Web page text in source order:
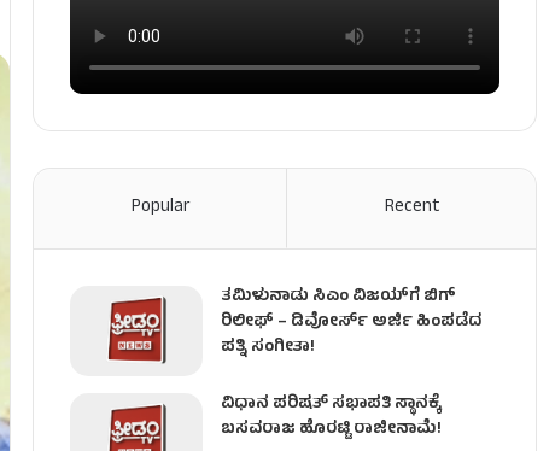
Popular Recent
ತಮಿಳುನಾಡು ಸಿಎಂ ವಿಜಯ್‌ಗೆ ಬಿಗ್
ರಿಲೀಫ್ – ಡಿವೋರ್ಸ್ ಅರ್ಜಿ ಹಿಂಪಡೆದ
ಪತ್ನಿ ಸಂಗೀತಾ!
ವಿಧಾನ ಪರಿಷತ್ ಸಭಾಪತಿ ಸ್ಥಾನಕ್ಕೆ
ಬಸವರಾಜ ಹೊರಟ್ಟಿ ರಾಜೀನಾಮೆ!